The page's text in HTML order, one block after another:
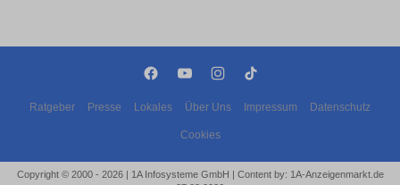
Ratgeber Presse Lokales Über Uns Impressum Datenschutz
Cookies
Copyright © 2000 - 2026 | 1A Infosysteme GmbH | Content by: 1A-Anzeigenmarkt.de